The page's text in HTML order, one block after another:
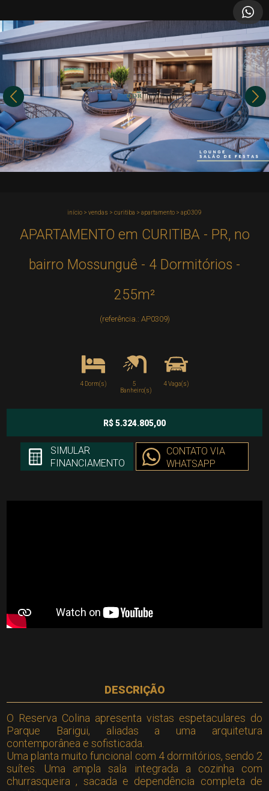
início > vendas > curitiba > apartamento > ap0309
APARTAMENTO em CURITIBA - PR, no
bairro Mossunguê - 4 Dormitórios -
255m²
(referência.: AP0309)
4 Dorm(s)
5
Banheiro(s)
4 Vaga(s)
R$ 5.324.805,00
SIMULAR
FINANCIAMENTO
CONTATO VIA
WHATSAPP
DESCRIÇÃO
O Reserva Colina apresenta vistas espetaculares do
Parque Barigui, aliadas a uma arquitetura
contemporânea e sofisticada.
Uma planta muito funcional com 4 dormitórios, sendo 2
suítes. Uma ampla sala integrada a cozinha com
churrasqueira , sacada e dependência completa de